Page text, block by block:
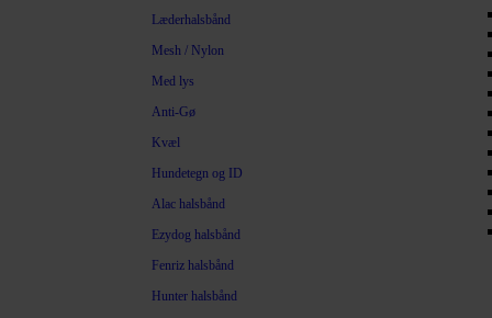
Læderhalsbånd
Mesh / Nylon
Med lys
Anti-Gø
Kvæl
Hundetegn og ID
Alac halsbånd
Ezydog halsbånd
Fenriz halsbånd
Hunter halsbånd